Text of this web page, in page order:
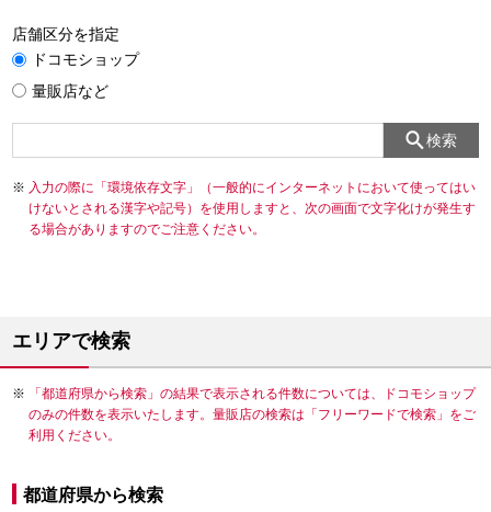
店舗区分を指定
ドコモショップ
量販店など
検索
入力の際に「環境依存文字」（一般的にインターネットにおいて使ってはい
けないとされる漢字や記号）を使用しますと、次の画面で文字化けが発生す
る場合がありますのでご注意ください。
エリアで検索
「都道府県から検索」の結果で表示される件数については、ドコモショップ
のみの件数を表示いたします。量販店の検索は「フリーワードで検索」をご
利用ください。
都道府県から検索